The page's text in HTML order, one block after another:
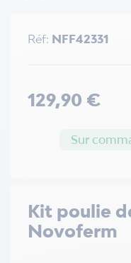
Kit poulie
Novoferm
Réf: NFF42331
129,90 €
Sur